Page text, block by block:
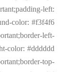
left:
color: #f3f4f6
left-
color: #dddddd
top-